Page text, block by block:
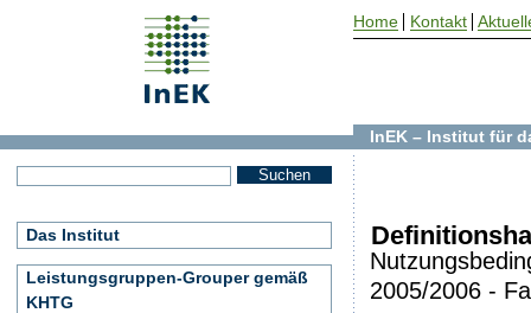
2005/2006 -
InEK – Institut für
Das Institut
Leistungsgruppen-Grouper gemäß
KHTG
Home Kontakt